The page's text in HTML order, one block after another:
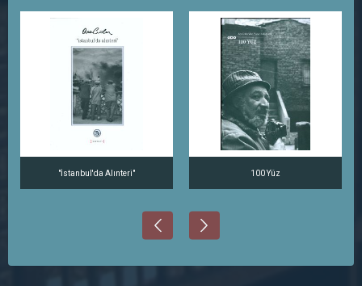
"İstanbul'da Alınteri" 100 Yüz